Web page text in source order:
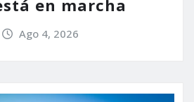
en marcha
Ago 4, 2026